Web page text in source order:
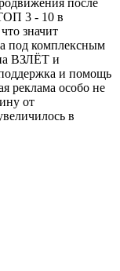
после
3 - 10 в
значит
под комплексным
ВЗЛЁТ и
и помощь
реклама особо не
от
в